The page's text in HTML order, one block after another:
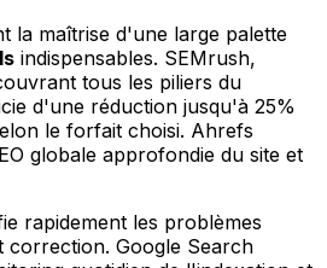
la maîtrise d'une large palette
indispensables. SEMrush,
tous les piliers du
d'une réduction jusqu'à 25%
le forfait choisi. Ahrefs
globale approfondie du site et
rapidement les problèmes
correction. Google Search